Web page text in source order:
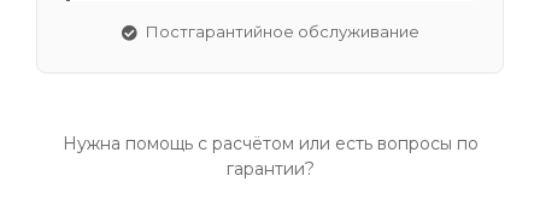
Постгарантийное обслуживание
Нужна помощь с расчётом или есть вопросы по
гарантии?